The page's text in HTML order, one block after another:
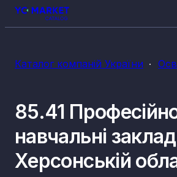
Каталог компаній України
85.41
навчальні
Херсонській